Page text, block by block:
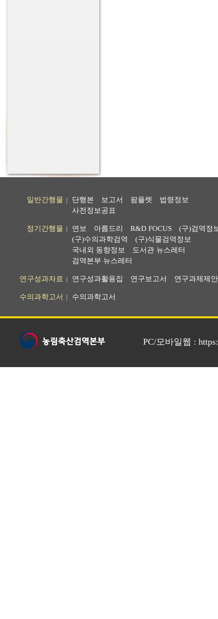
일반간행물 단행본 보고서 팜플렛
법령정보
사전정보공표
정기간행물 연보 아름드리 R&D FOCUS
(구)검역정
(구)수의과학검역
(구)식물검역정보
국내외 동향정보
도서관 뉴스레터
검역본부 뉴스레터
연구성과자료 연구성과활용집 연구보고서 연구과제제
수의과학고서 수의과학고서
PC/모바일웹 :